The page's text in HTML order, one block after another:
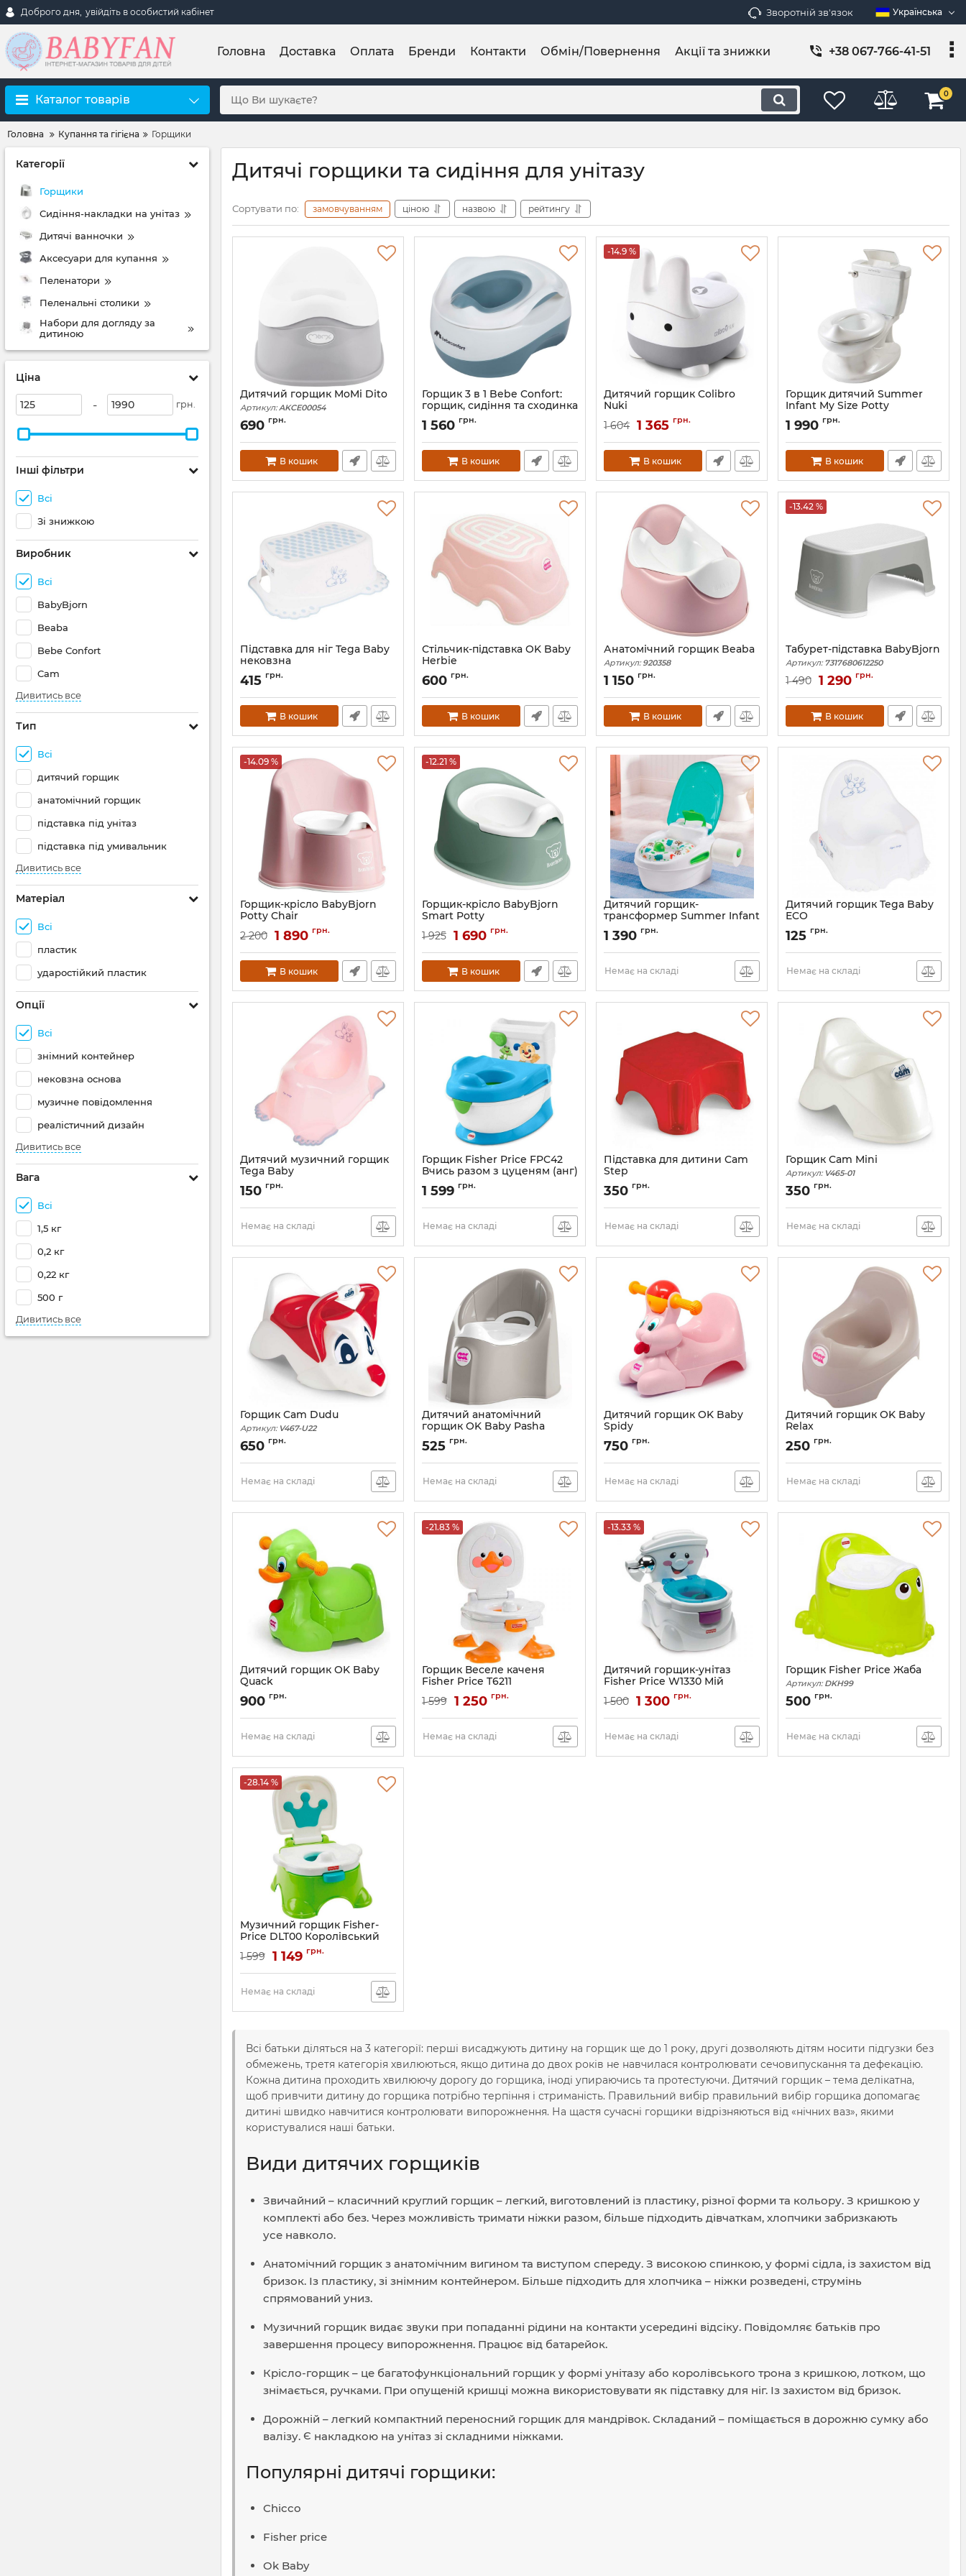
Доброго дня, увійдіть в особистий кабінет Зворотній зв'язок Українська
Головна Доставка Оплата Бренди Контакти Обмін/Повернення Акції та знижки +38 067-766-41-51
Каталог товарів 0
Головна Купання та гігієна Горщики
Категорії
Горщики
Сидіння-накладки на унітаз
Дитячі ванночки
Аксесуари для купання
Пеленатори
Пеленальні столики
Набори для догляду за
дитиною
Ціна
- грн.
Інші фільтри
Всі
Зі знижкою
Виробник
Всі
BabyBjorn
Beaba
Bebe Confort
Cam
Дивитись все
Тип
Всі
дитячий горщик
анатомічний горщик
підставка під унітаз
підставка під умивальник
Дивитись все
Матеріал
Всі
пластик
ударостійкий пластик
Опції
Всі
знімний контейнер
нековзна основа
музичне повідомлення
реалістичний дизайн
Дивитись все
Вага
Всі
1,5 кг
0,2 кг
0,22 кг
500 г
Дивитись все
Дитячі горщики та сидіння для унітазу
Сортувати по: замовчуванням ціною назвою рейтингу
Дитячий горщик MoMi Dito
Артикул:AKCE00054
690 грн.
В кошик
Горщик 3 в 1 Bebe Confort:
горщик, сидіння та сходинка
Артикул:3106205100
1 560 грн.
В кошик
-14.9 %
Дитячий горщик Colibro
Nuki
Артикул: NO/CO/NUKI/CL
1 604 1 365 грн.
В кошик
Горщик дитячий Summer
Infant My Size Potty
Артикул:11526С
1 990 грн.
В кошик
Підставка для ніг Tega Baby
нековзна
Артикул:KR-006-103
415 грн.
В кошик
Стільчик-підставка OK Baby
Herbie
Артикул:38205435
600 грн.
В кошик
Анатомічний горщик Beaba
Артикул:920358
1 150 грн.
В кошик
-13.42 %
Табурет-підставка BabyBjorn
Артикул:7317680612250
1 490 1 290 грн.
В кошик
-14.09 %
Горщик-крісло BabyBjorn
Potty Chair
Артикул: 7317680552648
2 200 1 890 грн.
В кошик
-12.21 %
Горщик-крісло BabyBjorn
Smart Potty
Артикул: 7317680512680
1 925 1 690 грн.
В кошик
Дитячий горщик-
трансформер Summer Infant
Step by Step 3 в 1
Артикул:
1 390 грн.
Немає на складі
Дитячий горщик Tega Baby
ECO
Артикул:KR-007-103
125 грн.
Немає на складі
Дитячий музичний горщик
Tega Baby
150 грн.
Немає на складі
Горщик Fisher Price FPC42
Вчись разом з цуценям (анг)
Артикул:FPC42
1 599 грн.
Немає на складі
Підставка для дитини Cam
Step
Артикул:V477-U22
350 грн.
Немає на складі
Горщик Cam Mini
Артикул: V465-01
350 грн.
Немає на складі
Горщик Cam Dudu
Артикул: V467-U22
650 грн.
Немає на складі
Дитячий анатомічний
горщик OK Baby Pasha
Артикул:38912300
525 грн.
Немає на складі
Дитячий горщик OK Baby
Spidy
Артикул:37825435
750 грн.
Немає на складі
Дитячий горщик OK Baby
Relax
Артикул:37090035/20
250 грн.
Немає на складі
Дитячий горщик OK Baby
Quack
Артикул:37074430
900 грн.
Немає на складі
-21.83 %
Горщик Веселе каченя
Fisher Price T6211
Артикул: T6211
1 599 1 250 грн.
Немає на складі
-13.33 %
Дитячий горщик-унітаз
Fisher Price W1330 Мій
перший дорослий горщик
Артикул: W1330
1 500 1 300 грн.
Немає на складі
Горщик Fisher Price Жаба
Артикул:DKH99
500 грн.
Немає на складі
-28.14 %
Музичний горщик Fisher-
Price DLT00 Королівський
Артикул: DLT00
1 599 1 149 грн.
Немає на складі
Всі батьки діляться на 3 категорії: перші висаджують дитину на горщик ще до 1 року, другі дозволяють дітям носити підгузки без
обмежень, третя категорія хвилюються, якщо дитина до двох років не навчилася контролювати сечовипускання та дефекацію.
Кожна дитина проходить хвилюючу дорогу до горщика, іноді упираючись та протестуючи. Дитячий горщик – тема делікатна,
щоб привчити дитину до горщика потрібно терпіння і стриманість. Правильний вибір правильний вибір горщика допомагає
дитині швидко навчитися контролювати випорожнення. На щастя сучасні горщики відрізняються від «нічних ваз», якими
користувалися наші батьки.
Види дитячих горщиків
Звичайний – класичний круглий горщик – легкий, виготовлений із пластику, різної форми та кольору. З кришкою у
комплекті або без. Через можливість тримати ніжки разом, більше підходить дівчаткам, хлопчики забризкають
усе навколо.
Анатомічний горщик з анатомічним вигином та виступом спереду. З високою спинкою, у формі сідла, із захистом від
бризок. Із пластику, зі знімним контейнером. Більше підходить для хлопчика – ніжки розведені, струмінь
спрямований униз.
Музичний горщик видає звуки при попаданні рідини на контакти усередині відсіку. Повідомляє батьків про
завершення процесу випорожнення. Працює від батарейок.
Крісло-горщик – це багатофункціональний горщик у формі унітазу або королівського трона з кришкою, лотком, що
знімається, ручками. При опущеній кришці можна використовувати як підставку для ніг. Із захистом від бризок.
Дорожній – легкий компактний переносний горщик для мандрівок. Складаний – поміщається в дорожню сумку або
валізу. Є накладкою на унітаз зі складними ніжками.
Популярні дитячі горщики:
Chicco
Fisher price
Ok Baby